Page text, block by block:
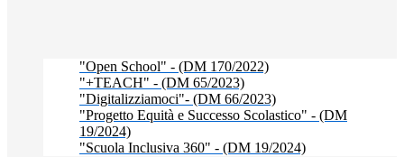
"Open School" - (DM 170/2022)
"+TEACH" - (DM 65/2023)
"Digitalizziamoci"- (DM 66/2023)
"Progetto Equità e Successo Scolastico" - (DM
19/2024)
"Scuola Inclusiva 360" - (DM 19/2024)